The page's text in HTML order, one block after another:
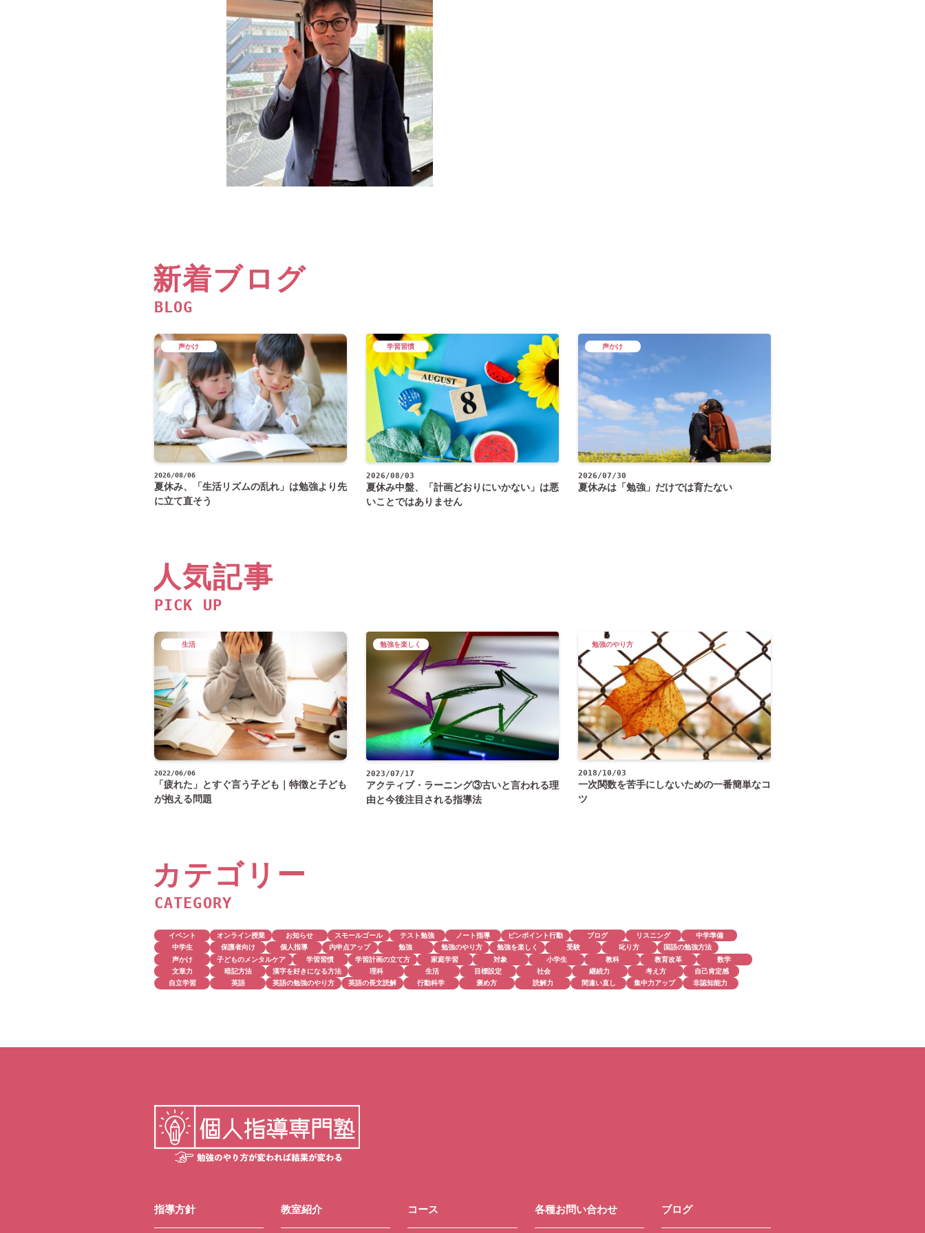
新着ブログ
BLOG
2026/08/06
夏休み、「生活リズムの乱れ」は勉強より先
に立て直そう
声かけ
2026/08/03
夏休み中盤、「計画どおりにいかない」は悪
いことではありません
学習習慣
2026/07/30
夏休みは「勉強」だけでは育たない
声かけ
人気記事
PICK UP
2022/06/06
「疲れた」とすぐ言う子ども｜特徴と子ども
が抱える問題
生活
2023/07/17
アクティブ・ラーニング③古いと言われる理
由と今後注目される指導法
勉強を楽しく
2018/10/03
一次関数を苦手にしないための一番簡単なコ
ツ
勉強のやり方
カテゴリー
CATEGORY
イベント オンライン授業 お知らせ スモールゴール テスト勉強 ノート指導 ピンポイント行動 ブログ リスニング
中学準備
中学生
保護者向け 個人指導 内申点アップ 勉強 勉強のやり方 勉強を楽しく 受験 叱り方
国語の勉強方法
声かけ
子どものメンタルケア 学習習慣 学習計画の立て方 家庭学習 対象 小学生 教科 教育改革
数学
文章力
暗記方法 漢字を好きになる方法 理科 生活 目標設定 社会 継続力 考え方
自己肯定感
自立学習
英語 英語の勉強のやり方 英語の長文読解 行動科学 褒め方 読解力 間違い直し 集中力アップ 非認知能力
指導方針 教室紹介 コース 各種お問い合わせ ブログ